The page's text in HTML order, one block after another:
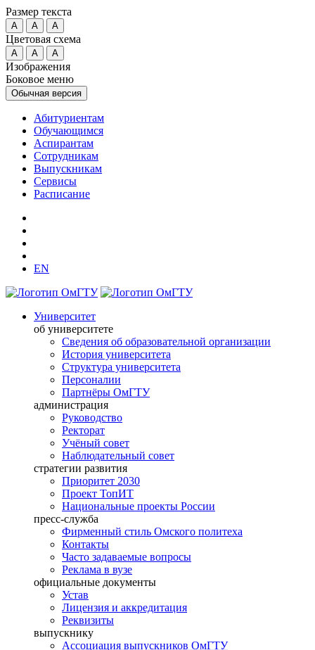
Размер текста
A A A
Цветовая схема
A A A
Изображения
Боковое меню
Обычная версия
Абитуриентам
Обучающимся
Аспирантам
Сотрудникам
Выпускникам
Сервисы
Расписание
EN
Университет
об университете
Сведения об образовательной организации
История университета
Структура университета
Персоналии
Партнёры ОмГТУ
администрация
Руководство
Ректорат
Учёный совет
Наблюдательный совет
стратегии развития
Приоритет 2030
Проект ТопИТ
Национальные проекты России
пресс-служба
Фирменный стиль Омского политеха
Контакты
Часто задаваемые вопросы
Реклама в вузе
официальные документы
Устав
Лицензия и аккредитация
Реквизиты
выпускнику
Ассоциация выпускников ОмГТУ